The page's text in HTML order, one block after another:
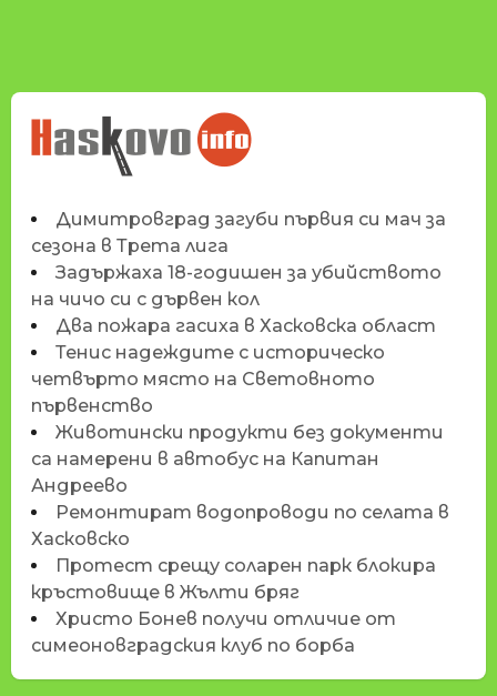
НОВИНИТЕ НА
HASKOVO.INFO
Димитровград загуби първия си мач за
сезона в Трета лига
Задържаха 18-годишен за убийството
на чичо си с дървен кол
Два пожара гасиха в Хасковска област
Тенис надеждите с историческо
четвърто място на Световното
първенство
Животински продукти без документи
са намерени в автобус на Капитан
Андреево
Ремонтират водопроводи по селата в
Хасковско
Протест срещу соларен парк блокира
кръстовище в Жълти бряг
Христо Бонев получи отличие от
симеоновградския клуб по борба